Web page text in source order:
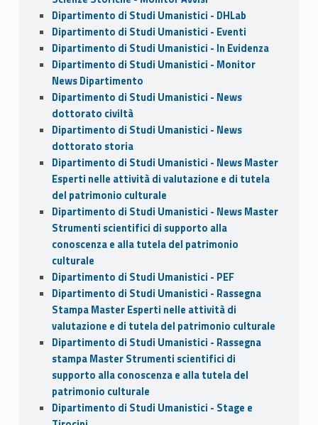
Dipartimento di Studi Umanistici - DHLab
Dipartimento di Studi Umanistici - Eventi
Dipartimento di Studi Umanistici - In Evidenza
Dipartimento di Studi Umanistici - Monitor
News Dipartimento
Dipartimento di Studi Umanistici - News
dottorato civiltà
Dipartimento di Studi Umanistici - News
dottorato storia
Dipartimento di Studi Umanistici - News Master
Esperti nelle attività di valutazione e di tutela
del patrimonio culturale
Dipartimento di Studi Umanistici - News Master
Strumenti scientifici di supporto alla
conoscenza e alla tutela del patrimonio
culturale
Dipartimento di Studi Umanistici - PEF
Dipartimento di Studi Umanistici - Rassegna
Stampa Master Esperti nelle attività di
valutazione e di tutela del patrimonio culturale
Dipartimento di Studi Umanistici - Rassegna
stampa Master Strumenti scientifici di
supporto alla conoscenza e alla tutela del
patrimonio culturale
Dipartimento di Studi Umanistici - Stage e